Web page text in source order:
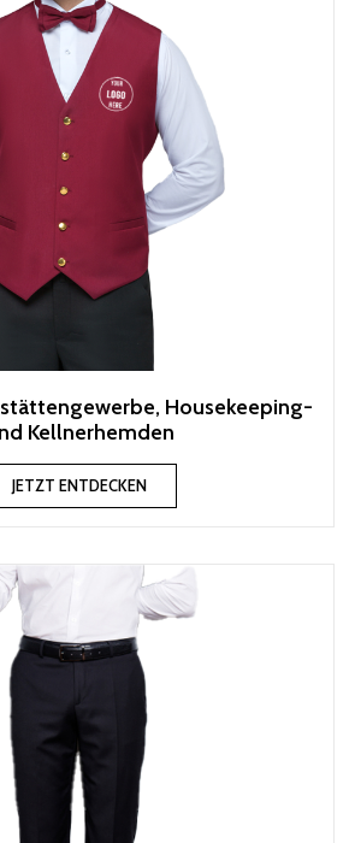
Housekeeping-
Kellnerhemden
JETZT ENTDECKEN